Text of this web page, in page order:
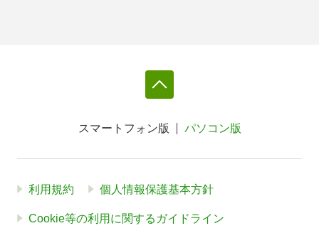
スマートフォン版 パソコン版
利用規約 個人情報保護基本方針
Cookie等の利用に関するガイドライン